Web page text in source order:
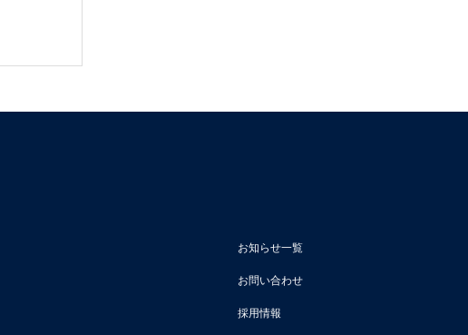
お知らせ一覧
お問い合わせ
採用情報